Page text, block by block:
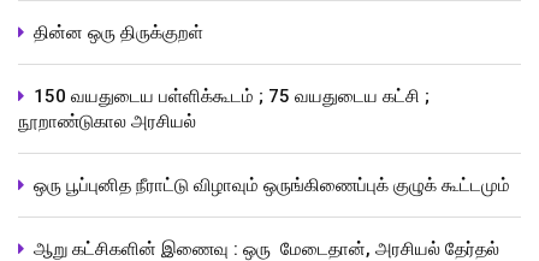
தின்ன ஒரு திருக்குறள்
150 வயதுடைய பள்ளிக்கூடம் ; 75 வயதுடைய கட்சி ;
நூறாண்டுகால அரசியல்
ஒரு பூப்புனித நீராட்டு விழாவும் ஒருங்கிணைப்புக் குழுக் கூட்டமும்
ஆறு கட்சிகளின் இணைவு : ஒரு மேடைதான், அரசியல் தேர்தல்